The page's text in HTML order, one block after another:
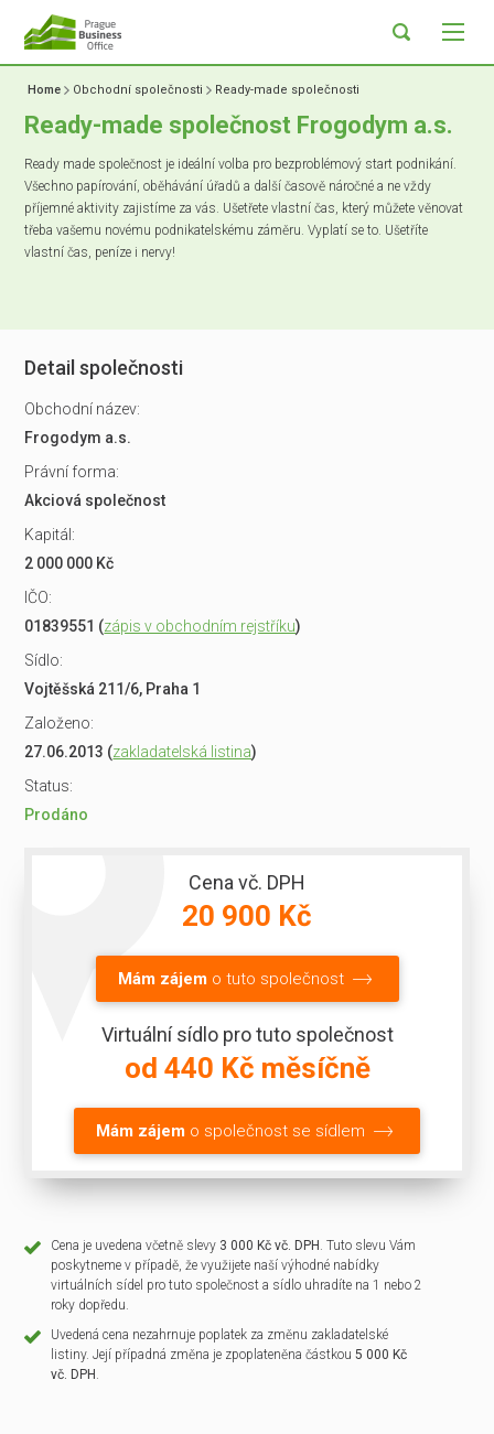
Home Obchodní společnosti Ready-made společnosti
Ready-made společnost Frogodym a.s.
Ready made společnost je ideální volba pro bezproblémový start podnikání.
Všechno papírování, oběhávání úřadů a další časově náročné a ne vždy
příjemné aktivity zajistíme za vás. Ušetřete vlastní čas, který můžete věnovat
třeba vašemu novému podnikatelskému záměru. Vyplatí se to. Ušetříte
vlastní čas, peníze i nervy!
Detail společnosti
Obchodní název:
Frogodym a.s.
Právní forma:
Akciová společnost
Kapitál:
2 000 000 Kč
IČO:
01839551 (zápis v obchodním rejstříku)
Sídlo:
Vojtěšská 211/6, Praha 1
Založeno:
27.06.2013 (zakladatelská listina)
Status:
Prodáno
Cena vč. DPH
20 900 Kč
Mám zájemo tuto společnost
Virtuální sídlo pro tuto společnost
od 440 Kč měsíčně
Mám zájem o společnost se sídlem
Cena je uvedena včetně slevy 3 000 Kč vč. DPH . Tuto slevu Vám
poskytneme v případě, že využijete naší výhodné nabídky
virtuálních sídel pro tuto společnost a sídlo uhradíte na 1 nebo 2
roky dopředu.
Uvedená cena nezahrnuje poplatek za změnu zakladatelské
listiny. Její případná změna je zpoplateněna částkou5 000 Kč
vč. DPH .